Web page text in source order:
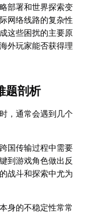
部署和世界探索变
网络线路的复杂性
这些困扰的主要原
外玩家能否获得理
题剖析
，通常会遇到几个
国传输过程中需要
到游戏角色做出反
战斗和探索中尤为
身的不稳定性常常